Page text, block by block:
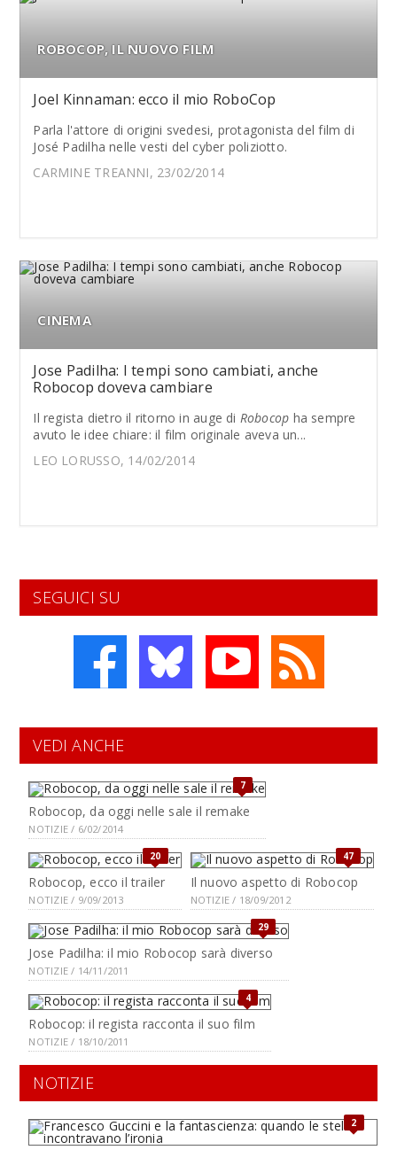
ROBOCOP, IL NUOVO FILM
Joel Kinnaman: ecco il mio RoboCop
Parla l'attore di origini svedesi, protagonista del film di
José Padilha nelle vesti del cyber poliziotto.
CARMINE TREANNI, 23/02/2014
CINEMA
Jose Padilha: I tempi sono cambiati, anche
Robocop doveva cambiare
Il regista dietro il ritorno in auge di Robocop ha sempre
avuto le idee chiare: il film originale aveva un...
LEO LORUSSO, 14/02/2014
SEGUICI SU
VEDI ANCHE
7
Robocop, da oggi nelle sale il remake
NOTIZIE / 6/02/2014
20
Robocop, ecco il trailer
NOTIZIE / 9/09/2013
47
Il nuovo aspetto di Robocop
NOTIZIE / 18/09/2012
29
Jose Padilha: il mio Robocop sarà diverso
NOTIZIE / 14/11/2011
4
Robocop: il regista racconta il suo film
NOTIZIE / 18/10/2011
NOTIZIE
2